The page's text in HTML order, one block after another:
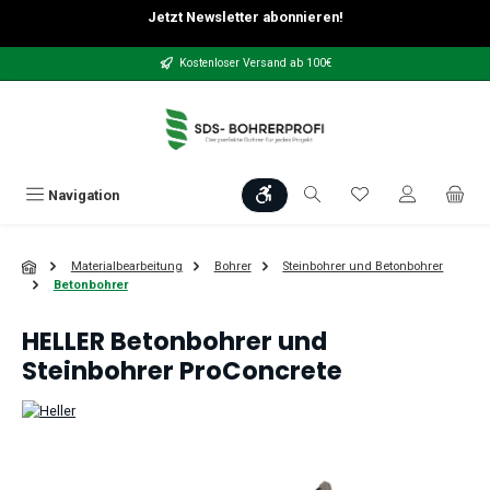
Zum Hauptinhalt springenJetzt Newsletter abonnieren!
Kostenloser Versand ab 100€
Navigation Werkzeugleiste anzeigen
Du hast 0
Materialbearbeitung Bohrer
Steinbohrer und Betonbohrer
Betonbohrer
HELLER Betonbohrer und
Steinbohrer ProConcrete